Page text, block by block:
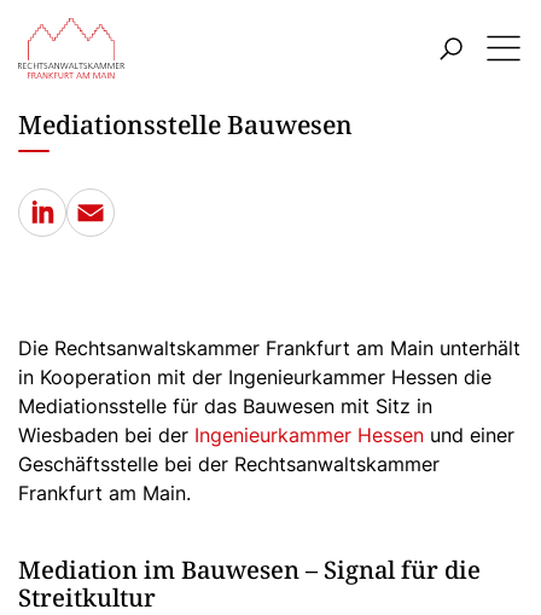
ZUM HAUPTINHALT SPRINGEN
ZUR SUCHE SPRINGEN
Menü
Mediationsstelle Bauwesen
Die Rechtsanwaltskammer Frankfurt am Main unterhält
in Kooperation mit der Ingenieurkammer Hessen die
Mediationsstelle für das Bauwesen mit Sitz in
Wiesbaden bei der Ingenieurkammer Hessen und einer
Geschäftsstelle bei der Rechtsanwaltskammer
Frankfurt am Main.
Mediation im Bauwesen – Signal für die
Streitkultur